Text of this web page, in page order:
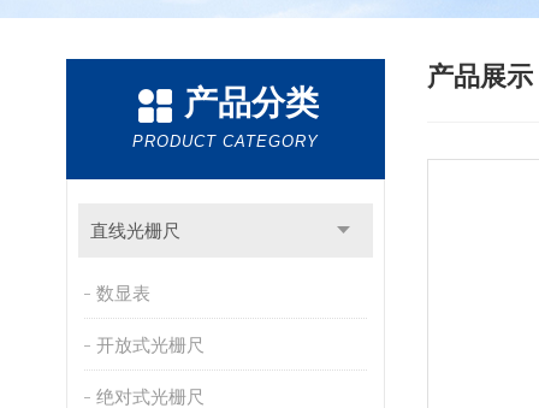
产品分类
PRODUCT CATEGORY
直线光栅尺
数显表
开放式光栅尺
绝对式光栅尺
产品展示